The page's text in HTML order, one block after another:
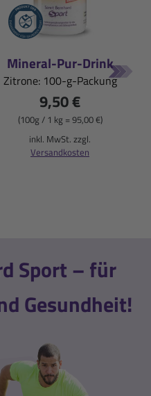
Mineral-Pur-Drink
Zitrone: 100-g-Packung
9,50 €
(100g / 1 kg = 95,00 €)
inkl. MwSt. zzgl.
Versandkosten
Sport – für
Gesundheit!